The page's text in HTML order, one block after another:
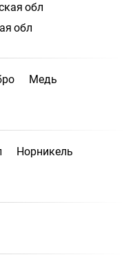
обл
обл
Медь
Норникель